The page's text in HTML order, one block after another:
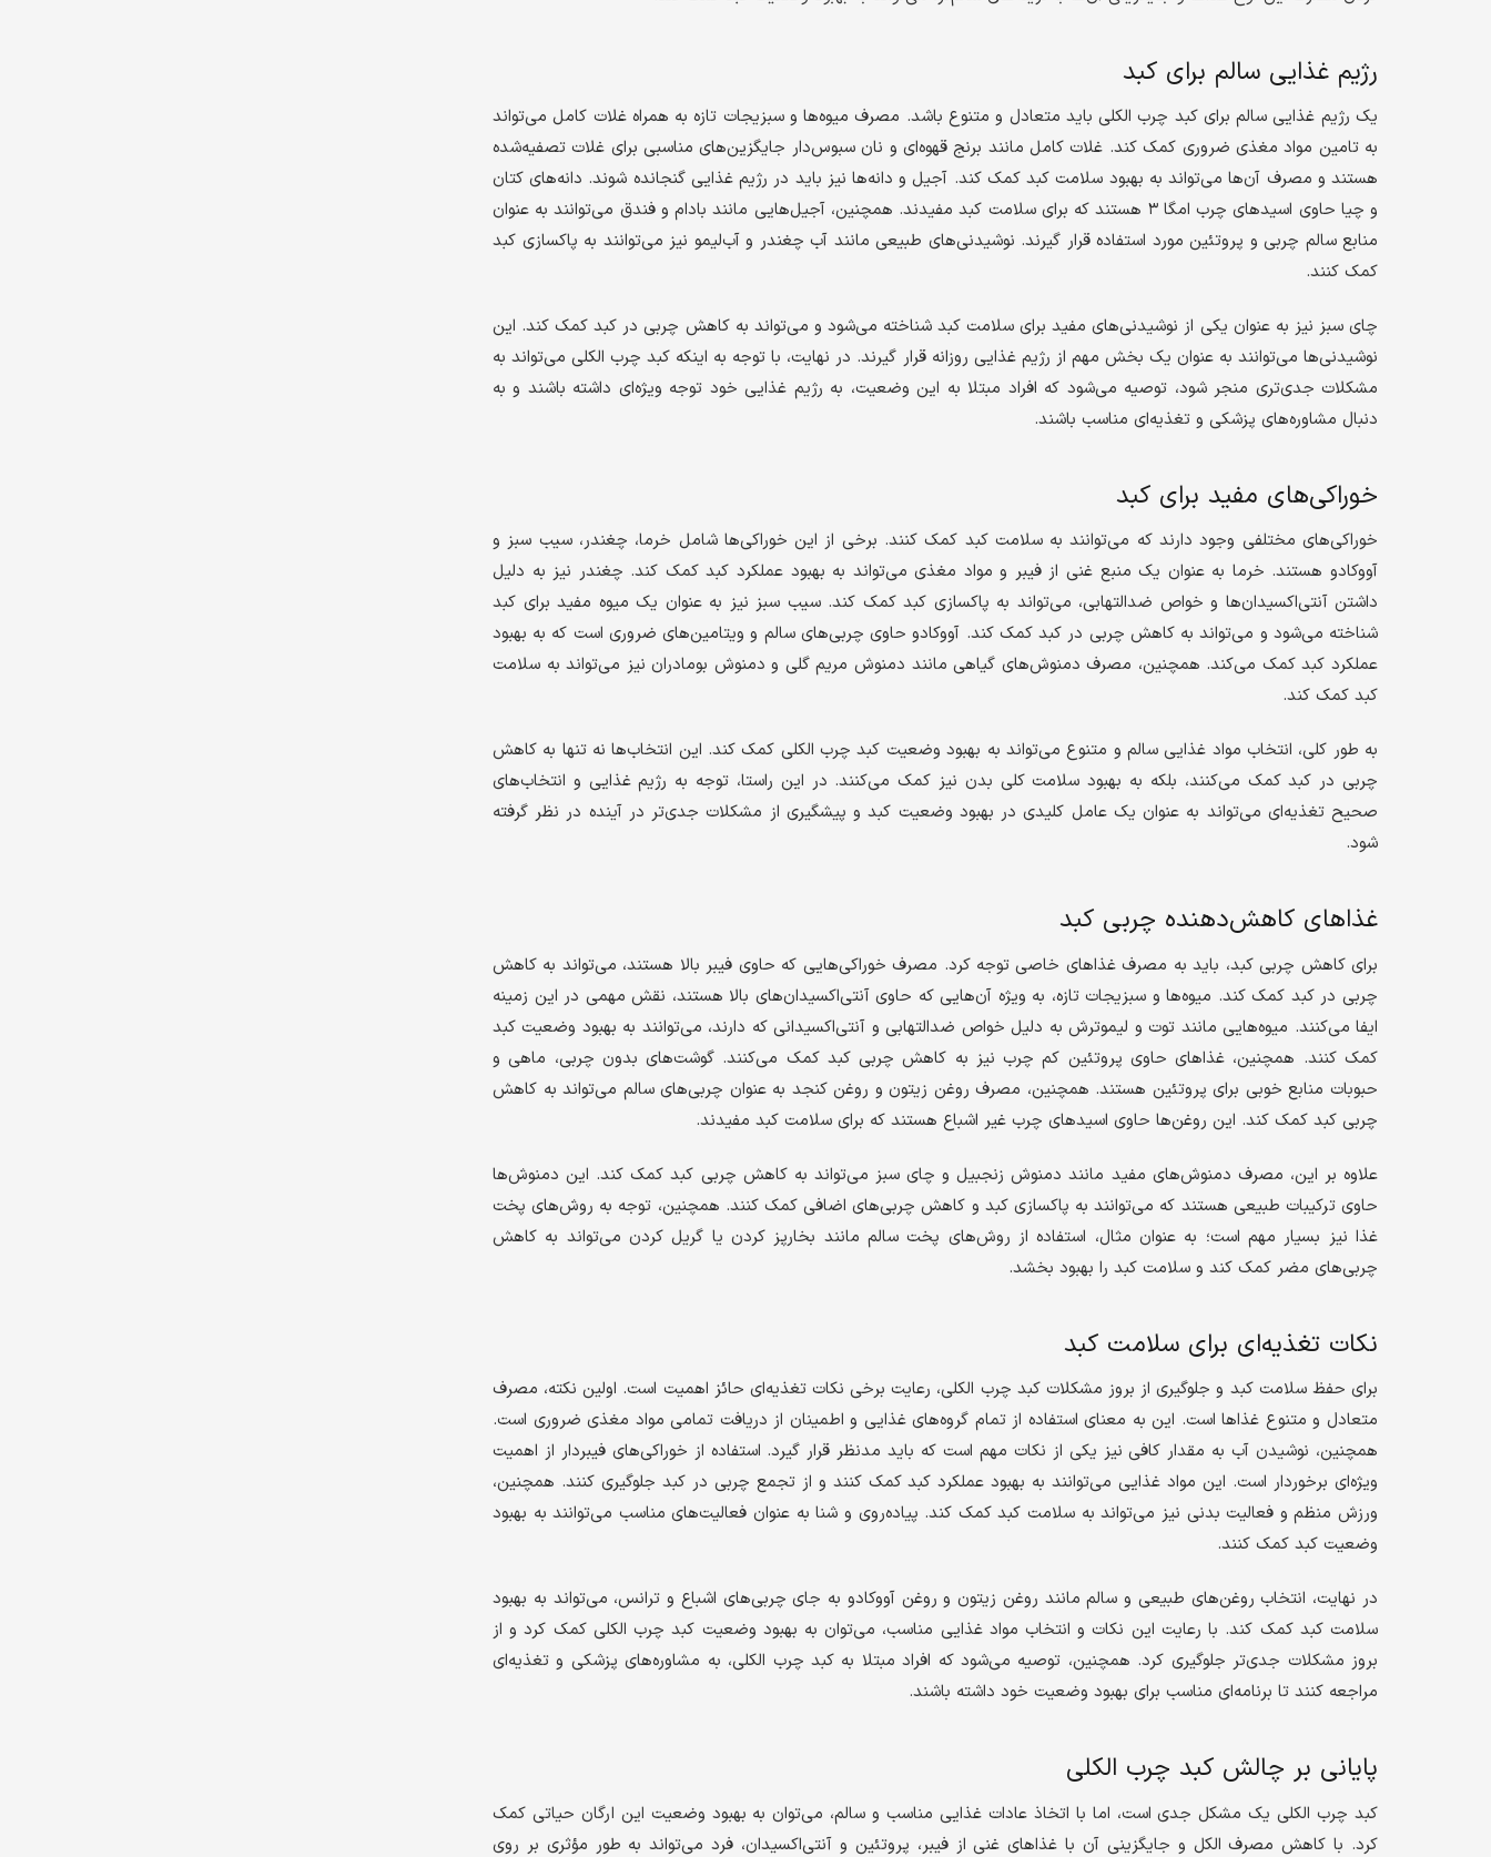
رژیم غذایی سالم برای کبد
یک رژیم غذایی سالم برای کبد چرب الکلی باید متعادل و متنوع باشد. مصرف میوه‌ها و سبزیجات تازه به همراه غلات کامل می‌تواند
به تامین مواد مغذی ضروری کمک کند. غلات کامل مانند برنج قهوه‌ای و نان سبوس‌دار جایگزین‌های مناسبی برای غلات تصفیه‌شده
هستند و مصرف آن‌ها می‌تواند به بهبود سلامت کبد کمک کند. آجیل و دانه‌ها نیز باید در رژیم غذایی گنجانده شوند. دانه‌های کتان
و چیا حاوی اسیدهای چرب امگا ۳ هستند که برای سلامت کبد مفیدند. همچنین، آجیل‌هایی مانند بادام و فندق می‌توانند به عنوان
منابع سالم چربی و پروتئین مورد استفاده قرار گیرند. نوشیدنی‌های طبیعی مانند آب چغندر و آب‌لیمو نیز می‌توانند به پاکسازی کبد
کمک کنند.
چای سبز نیز به عنوان یکی از نوشیدنی‌های مفید برای سلامت کبد شناخته می‌شود و می‌تواند به کاهش چربی در کبد کمک کند. این
نوشیدنی‌ها می‌توانند به عنوان یک بخش مهم از رژیم غذایی روزانه قرار گیرند. در نهایت، با توجه به اینکه کبد چرب الکلی می‌تواند به
مشکلات جدی‌تری منجر شود، توصیه می‌شود که افراد مبتلا به این وضعیت، به رژیم غذایی خود توجه ویژه‌ای داشته باشند و به
دنبال مشاوره‌های پزشکی و تغذیه‌ای مناسب باشند.
خوراکی‌های مفید برای کبد
خوراکی‌های مختلفی وجود دارند که می‌توانند به سلامت کبد کمک کنند. برخی از این خوراکی‌ها شامل خرما، چغندر، سیب سبز و
آووکادو هستند. خرما به عنوان یک منبع غنی از فیبر و مواد مغذی می‌تواند به بهبود عملکرد کبد کمک کند. چغندر نیز به دلیل
داشتن آنتی‌اکسیدان‌ها و خواص ضدالتهابی، می‌تواند به پاکسازی کبد کمک کند. سیب سبز نیز به عنوان یک میوه مفید برای کبد
شناخته می‌شود و می‌تواند به کاهش چربی در کبد کمک کند. آووکادو حاوی چربی‌های سالم و ویتامین‌های ضروری است که به بهبود
عملکرد کبد کمک می‌کند. همچنین، مصرف دمنوش‌های گیاهی مانند دمنوش مریم گلی و دمنوش بومادران نیز می‌تواند به سلامت
کبد کمک کند.
به طور کلی، انتخاب مواد غذایی سالم و متنوع می‌تواند به بهبود وضعیت کبد چرب الکلی کمک کند. این انتخاب‌ها نه تنها به کاهش
چربی در کبد کمک می‌کنند، بلکه به بهبود سلامت کلی بدن نیز کمک می‌کنند. در این راستا، توجه به رژیم غذایی و انتخاب‌های
صحیح تغذیه‌ای می‌تواند به عنوان یک عامل کلیدی در بهبود وضعیت کبد و پیشگیری از مشکلات جدی‌تر در آینده در نظر گرفته
شود.
غذاهای کاهش‌دهنده چربی کبد
برای کاهش چربی کبد، باید به مصرف غذاهای خاصی توجه کرد. مصرف خوراکی‌هایی که حاوی فیبر بالا هستند، می‌تواند به کاهش
چربی در کبد کمک کند. میوه‌ها و سبزیجات تازه، به ویژه آن‌هایی که حاوی آنتی‌اکسیدان‌های بالا هستند، نقش مهمی در این زمینه
ایفا می‌کنند. میوه‌هایی مانند توت و لیموترش به دلیل خواص ضدالتهابی و آنتی‌اکسیدانی که دارند، می‌توانند به بهبود وضعیت کبد
کمک کنند. همچنین، غذاهای حاوی پروتئین کم چرب نیز به کاهش چربی کبد کمک می‌کنند. گوشت‌های بدون چربی، ماهی و
حبوبات منابع خوبی برای پروتئین هستند. همچنین، مصرف روغن زیتون و روغن کنجد به عنوان چربی‌های سالم می‌تواند به کاهش
چربی کبد کمک کند. این روغن‌ها حاوی اسیدهای چرب غیر اشباع هستند که برای سلامت کبد مفیدند.
علاوه بر این، مصرف دمنوش‌های مفید مانند دمنوش زنجبیل و چای سبز می‌تواند به کاهش چربی کبد کمک کند. این دمنوش‌ها
حاوی ترکیبات طبیعی هستند که می‌توانند به پاکسازی کبد و کاهش چربی‌های اضافی کمک کنند. همچنین، توجه به روش‌های پخت
غذا نیز بسیار مهم است؛ به عنوان مثال، استفاده از روش‌های پخت سالم مانند بخارپز کردن یا گریل کردن می‌تواند به کاهش
چربی‌های مضر کمک کند و سلامت کبد را بهبود بخشد.
نکات تغذیه‌ای برای سلامت کبد
برای حفظ سلامت کبد و جلوگیری از بروز مشکلات کبد چرب الکلی، رعایت برخی نکات تغذیه‌ای حائز اهمیت است. اولین نکته، مصرف
متعادل و متنوع غذاها است. این به معنای استفاده از تمام گروه‌های غذایی و اطمینان از دریافت تمامی مواد مغذی ضروری است.
همچنین، نوشیدن آب به مقدار کافی نیز یکی از نکات مهم است که باید مدنظر قرار گیرد. استفاده از خوراکی‌های فیبردار از اهمیت
ویژه‌ای برخوردار است. این مواد غذایی می‌توانند به بهبود عملکرد کبد کمک کنند و از تجمع چربی در کبد جلوگیری کنند. همچنین،
ورزش منظم و فعالیت بدنی نیز می‌تواند به سلامت کبد کمک کند. پیاده‌روی و شنا به عنوان فعالیت‌های مناسب می‌توانند به بهبود
وضعیت کبد کمک کنند.
در نهایت، انتخاب روغن‌های طبیعی و سالم مانند روغن زیتون و روغن آووکادو به جای چربی‌های اشباع و ترانس، می‌تواند به بهبود
سلامت کبد کمک کند. با رعایت این نکات و انتخاب مواد غذایی مناسب، می‌توان به بهبود وضعیت کبد چرب الکلی کمک کرد و از
بروز مشکلات جدی‌تر جلوگیری کرد. همچنین، توصیه می‌شود که افراد مبتلا به کبد چرب الکلی، به مشاوره‌های پزشکی و تغذیه‌ای
مراجعه کنند تا برنامه‌ای مناسب برای بهبود وضعیت خود داشته باشند.
پایانی بر چالش کبد چرب الکلی
کبد چرب الکلی یک مشکل جدی است، اما با اتخاذ عادات غذایی مناسب و سالم، می‌توان به بهبود وضعیت این ارگان حیاتی کمک
کرد. با کاهش مصرف الکل و جایگزینی آن با غذاهای غنی از فیبر، پروتئین و آنتی‌اکسیدان، فرد می‌تواند به طور مؤثری بر روی